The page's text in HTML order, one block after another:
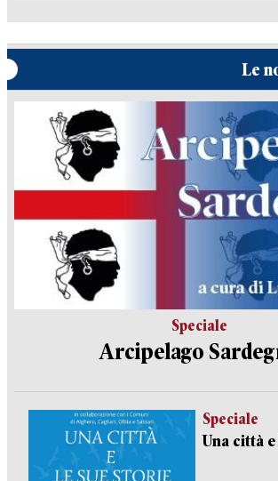
Le
Speciale
Arcipelago
Speciale
Una città